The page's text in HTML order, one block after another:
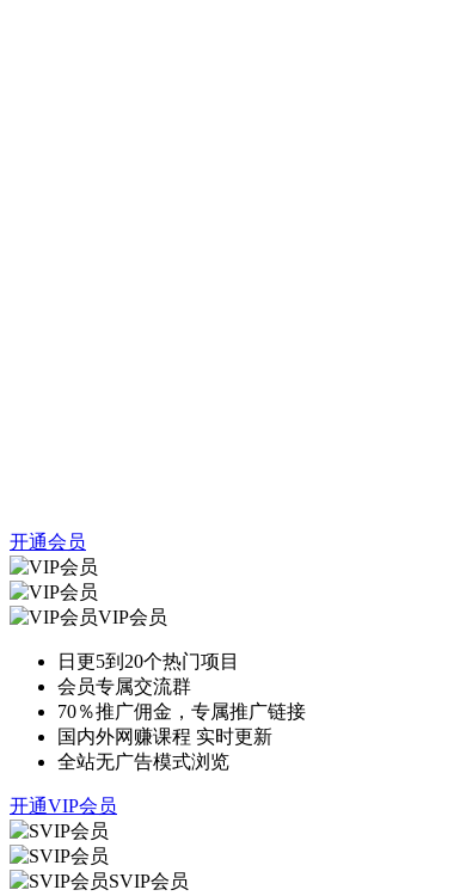
开通会员
VIP会员
日更5到20个热门项目
会员专属交流群
70％推广佣金，专属推广链接
国内外网赚课程 实时更新
全站无广告模式浏览
开通VIP会员
SVIP会员